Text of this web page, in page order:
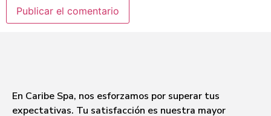
En Caribe Spa, nos esforzamos por superar tus
expectativas. Tu satisfacción es nuestra mayor